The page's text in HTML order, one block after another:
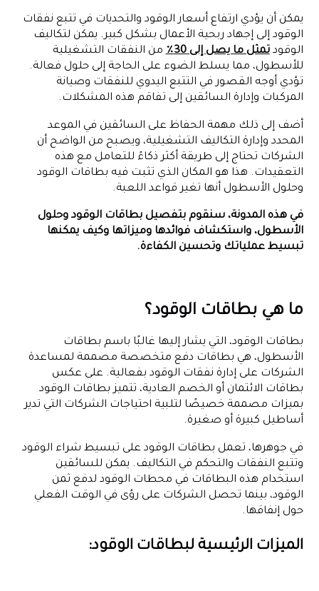
الخاتمة
يمكن أن يؤدي ارتفاع أسعار الوقود والتحديات في تتبع نفقات
الوقود إلى إجهاد ربحية الأعمال بشكل كبير. يمكن لتكاليف
الوقودتمثل ما يصل إلى 30٪
من النفقات التشغيلية
للأسطول، مما يسلط الضوء على الحاجة إلى حلول فعالة.
تؤدي أوجه القصور في التتبع اليدوي للنفقات وصيانة
المركبات وإدارة السائقين إلى تفاقم هذه المشكلات.
أضف إلى ذلك مهمة الحفاظ على السائقين في الموعد
المحدد وإدارة التكاليف التشغيلية، ويصبح من الواضح أن
الشركات تحتاج إلى طريقة أكثر ذكاءً للتعامل مع هذه
التعقيدات. هذا هو المكان الذي تثبت فيه بطاقات الوقود
وحلول الأسطول أنها تغير قواعد اللعبة.
في هذه المدونة، سنقوم بتفصيل بطاقات الوقود وحلول
الأسطول، واستكشاف فوائدها وميزاتها وكيف يمكنها
تبسيط عملياتك وتحسين الكفاءة.
ما هي بطاقات الوقود؟
بطاقات الوقود، التي يشار إليها غالبًا باسم بطاقات
الأسطول، هي بطاقات دفع متخصصة مصممة لمساعدة
الشركات على إدارة نفقات الوقود بفعالية. على عكس
بطاقات الائتمان أو الخصم العادية، تتميز بطاقات الوقود
بميزات مصممة خصيصًا لتلبية احتياجات الشركات التي تدير
أساطيل كبيرة أو صغيرة.
في جوهرها، تعمل بطاقات الوقود على تبسيط شراء الوقود
وتتبع النفقات والتحكم في التكاليف. يمكن للسائقين
استخدام هذه البطاقات في محطات الوقود لدفع ثمن
الوقود، بينما تحصل الشركات على رؤى في الوقت الفعلي
حول إنفاقها.
الميزات الرئيسية لبطاقات الوقود: